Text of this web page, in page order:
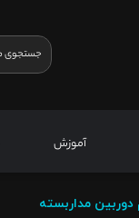
آموزش
دوربین مداربسته